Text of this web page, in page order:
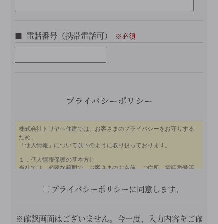
電話番号（携帯電話可）
プライバシーポリシー
プライバシーポリシーに同意します。
※確認画面はございません。今一度、入力内容をご確